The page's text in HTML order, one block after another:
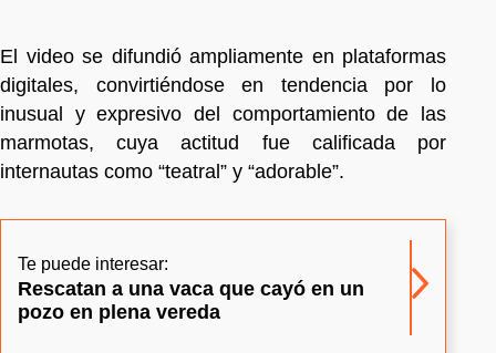
El video se difundió ampliamente en plataformas
digitales, convirtiéndose en tendencia por lo
inusual y expresivo del comportamiento de las
marmotas, cuya actitud fue calificada por
internautas como “teatral” y “adorable”.
Te puede interesar:
Rescatan a una vaca que cayó en un
pozo en plena vereda